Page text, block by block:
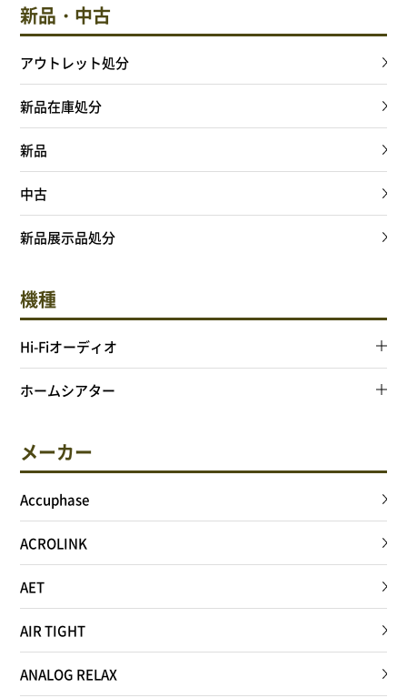
新品・中古
アウトレット処分
新品在庫処分
新品
中古
新品展示品処分
機種
Hi-Fiオーディオ
ホームシアター
メーカー
Accuphase
ACROLINK
AET
AIR TIGHT
ANALOG RELAX